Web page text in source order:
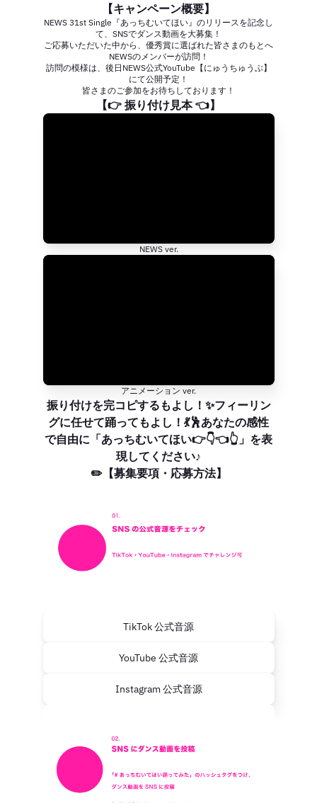
【キャンペーン概要】
NEWS 31st Single『あっちむいてほい』のリリースを記念し
て、SNSでダンス動画を大募集！
ご応募いただいた中から、優秀賞に選ばれた皆さまのもとへ
NEWSのメンバーが訪問！
訪問の模様は、後日NEWS公式YouTube【にゅうちゅうぶ】
にて公開予定！
皆さまのご参加をお待ちしております！
【👉 振り付け見本 👈】
NEWS ver.
アニメーション ver.
振り付けを完コピするもよし！✨フィーリン
グに任せて踊ってもよし！💃🕺あなたの感性
で自由に「あっちむいてほい👉👇👈👆」を表
現してください♪
✏️【募集要項・応募方法】
TikTok 公式音源
YouTube 公式音源
Instagram 公式音源